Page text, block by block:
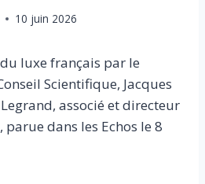
10 juin 2026
du luxe français par le
Scientifique, Jacques
associé et directeur
parue dans les Echos le 8